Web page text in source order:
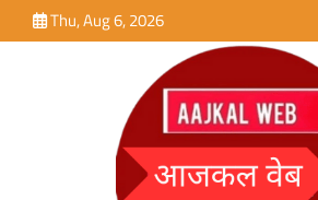
to
Thu, Aug 6, 2026